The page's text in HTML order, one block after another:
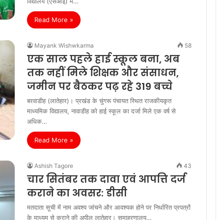
Read More »
Mayank Wishwkarma 58
एक साल पहले हाई स्कूल बना, अब
तक नहीं मिले शिक्षक और संसाधन,
जमीन पर बैठकर पढ़ रहे 319 बच्चे
बरवाडीह (लातेहार)। प्रखंड के चुंगरू पंचायत स्थित राजकीयकृत
माध्यमिक विद्यालय, नावाडीह को हाई स्कूल का दर्जा मिले एक वर्ष से
अधिक…
Read More »
Ashish Tagore 43
चार सितंबर तक दावा एवं आपत्ति दर्ज
कराने का अवसर: डीसी
मतदाता सूची में नाम अवश्य जांचने और आवश्यक होने पर निर्धारित प्रपत्रों
के माध्यम से कराने की अपील लातेहार। समाहरणालय…